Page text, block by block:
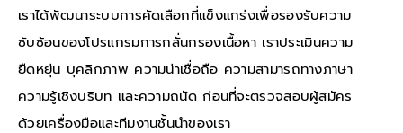
เราได้พัฒนาระบบการคัดเลือกที่แข็งแกร่งเพื่อรองรับความ
ซับซ้อนของโปรแกรมการกลั่นกรองเนื้อหา เราประเมินความ
ยืดหยุ่น บุคลิกภาพ ความน่าเชื่อถือ ความสามารถทางภาษา
ความรู้เชิงบริบท และความถนัด ก่อนที่จะตรวจสอบผู้สมัคร
ด้วยเครื่องมือและทีมงานชั้นนำของเรา